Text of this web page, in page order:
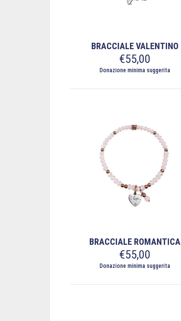
BRACCIALE VALENTINO
€55,00
Donazione minima suggerita
BRACCIALE ROMANTICA
€55,00
Donazione minima suggerita